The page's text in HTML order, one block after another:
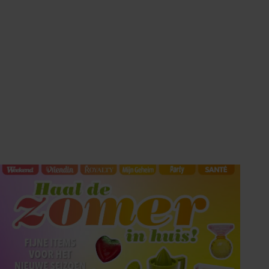
HET LAATSTE
SHOWBIZZ NIEUWS IN
UW INBOX?
Met de Showbuzz-nieuwsbrief krijgt u twee keer per